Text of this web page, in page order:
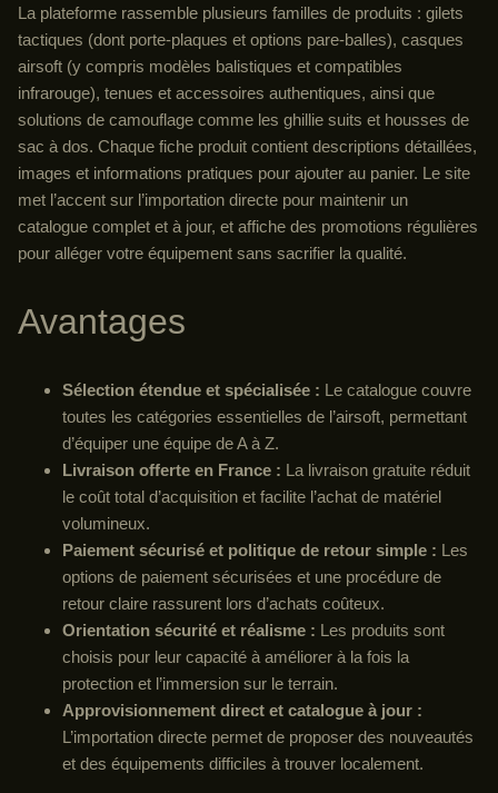
La plateforme rassemble plusieurs familles de produits : gilets
tactiques (dont porte-plaques et options pare-balles), casques
airsoft (y compris modèles balistiques et compatibles
infrarouge), tenues et accessoires authentiques, ainsi que
solutions de camouflage comme les ghillie suits et housses de
sac à dos. Chaque fiche produit contient descriptions détaillées,
images et informations pratiques pour ajouter au panier. Le site
met l’accent sur l’importation directe pour maintenir un
catalogue complet et à jour, et affiche des promotions régulières
pour alléger votre équipement sans sacrifier la qualité.
Avantages
Sélection étendue et spécialisée : Le catalogue couvre
toutes les catégories essentielles de l’airsoft, permettant
d’équiper une équipe de A à Z.
Livraison offerte en France : La livraison gratuite réduit
le coût total d’acquisition et facilite l’achat de matériel
volumineux.
Paiement sécurisé et politique de retour simple : Les
options de paiement sécurisées et une procédure de
retour claire rassurent lors d’achats coûteux.
Orientation sécurité et réalisme : Les produits sont
choisis pour leur capacité à améliorer à la fois la
protection et l’immersion sur le terrain.
Approvisionnement direct et catalogue à jour :
L’importation directe permet de proposer des nouveautés
et des équipements difficiles à trouver localement.